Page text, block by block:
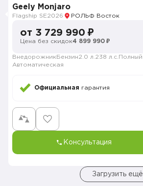
Geely Monjaro
Flagship SE2026 РОЛЬФ Восток
от 3 729 990 ₽
Цена без скидок4 899 990 ₽
Внедорожник Бензин2.0 л. 238 л.с. Полный
Автоматическая
Официальная гарантия
Консультация
Загрузить ещё